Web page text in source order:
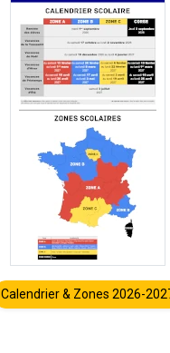
Calendrier & Zones 2026-